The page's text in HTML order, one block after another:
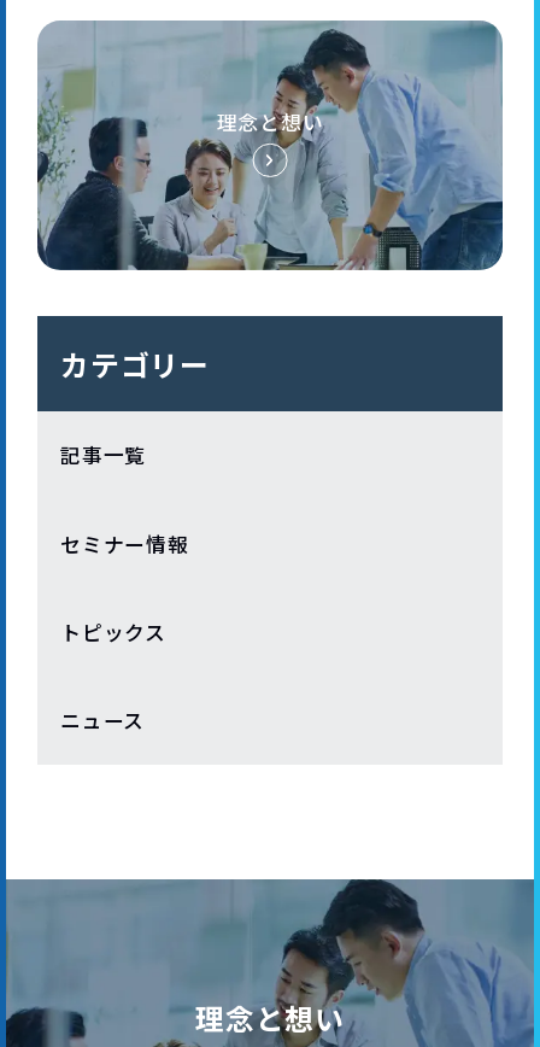
理念と想い
カテゴリー
記事一覧
セミナー情報
トピックス
ニュース
理念と想い